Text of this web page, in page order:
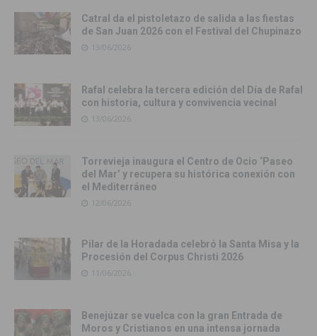
Catral da el pistoletazo de salida a las fiestas
de San Juan 2026 con el Festival del Chupinazo
13/06/2026
Rafal celebra la tercera edición del Día de Rafal
con historia, cultura y convivencia vecinal
13/06/2026
Torrevieja inaugura el Centro de Ocio ‘Paseo
del Mar’ y recupera su histórica conexión con
el Mediterráneo
12/06/2026
Pilar de la Horadada celebró la Santa Misa y la
Procesión del Corpus Christi 2026
11/06/2026
Benejúzar se vuelca con la gran Entrada de
Moros y Cristianos en una intensa jornada